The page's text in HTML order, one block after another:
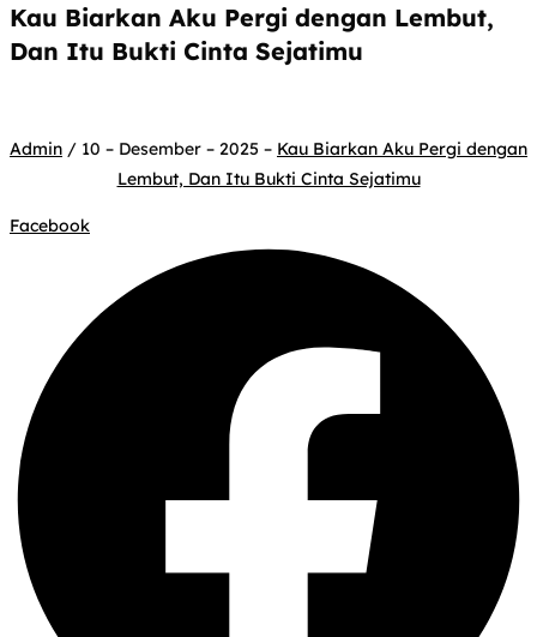
Kau Biarkan Aku Pergi dengan Lembut,
Dan Itu Bukti Cinta Sejatimu
Admin / 10 – Desember – 2025 – Kau Biarkan Aku Pergi dengan
Lembut, Dan Itu Bukti Cinta Sejatimu
Facebook